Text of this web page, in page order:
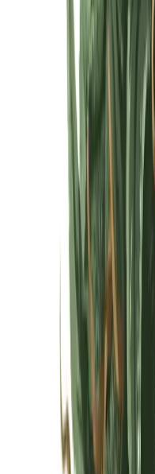
Cannabis Extrakte
Live Rosin